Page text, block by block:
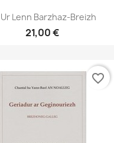
Lenn Barzhaz-Breizh
21,00 €
favorite_border